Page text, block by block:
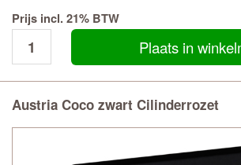
Prijs incl. 21% BTW
Plaats in
Austria Coco zwart Cilinderrozet